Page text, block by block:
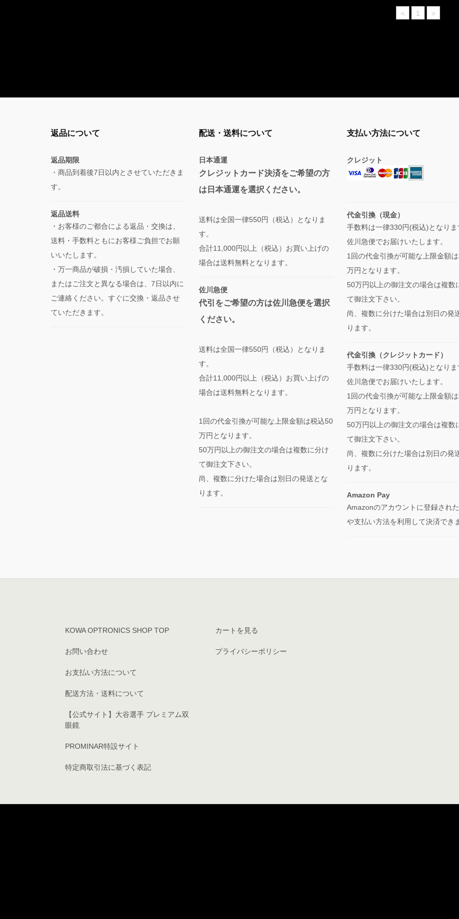
< 1 >
返品について
返品期限
・商品到着後7日以内とさせていただきま
す。
返品送料
・お客様のご都合による返品・交換は、
送料・手数料ともにお客様ご負担でお願
いいたします。
・万一商品が破損・汚損していた場合、
またはご注文と異なる場合は、7日以内に
ご連絡ください。すぐに交換・返品させ
ていただきます。
配送・送料について
日本通運
クレジットカード決済をご希望の方
は日本通運を選択ください。
送料は全国一律550円（税込）となりま
す。
合計11,000円以上（税込）お買い上げの
場合は送料無料となります。
佐川急便
代引をご希望の方は佐川急便を選択
ください。
送料は全国一律550円（税込）となりま
す。
合計11,000円以上（税込）お買い上げの
場合は送料無料となります。
1回の代金引換が可能な上限金額は税込50
万円となります。
50万円以上の御注文の場合は複数に分け
て御注文下さい。
尚、複数に分けた場合は別日の発送とな
ります。
支払い方法について
クレジット
代金引換（現金）
手数料は一律330円(税込)となりま
佐川急便でお届けいたします。
1回の代金引換が可能な上限金額
万円となります。
50万円以上の御注文の場合は複数
て御注文下さい。
尚、複数に分けた場合は別日の発
ります。
代金引換（クレジットカード）
手数料は一律330円(税込)となりま
佐川急便でお届けいたします。
1回の代金引換が可能な上限金額
万円となります。
50万円以上の御注文の場合は複数
て御注文下さい。
尚、複数に分けた場合は別日の発
ります。
Amazon Pay
Amazonのアカウントに登録され
や支払い方法を利用して決済でき
KOWA OPTRONICS SHOP TOP
お問い合わせ
お支払い方法について
配送方法・送料について
【公式サイト】大谷選手 プレミアム双
眼鏡
PROMINAR特設サイト
特定商取引法に基づく表記
カートを見る
プライバシーポリシー